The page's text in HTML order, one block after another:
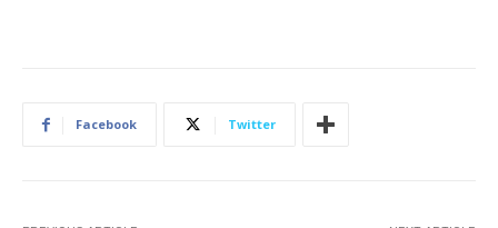
Facebook Twitter